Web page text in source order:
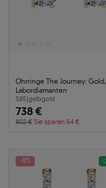
Ohrringe The Journey: Gold,
Labordiamanten
585|gelbgold
738 €
802 € Sie sparen 64 €
-8%